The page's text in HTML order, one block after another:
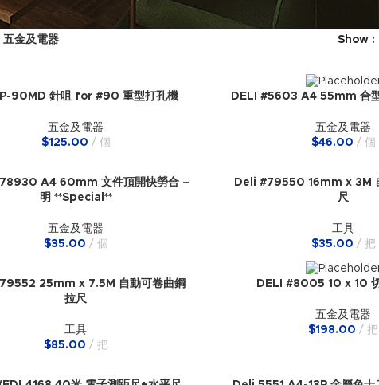
五金及電器 Show
90MD 針咀 for #90 重型打孔機
五金及電器
$125.00 個
DELI #5603 A4 55mm 合
五金及電器
$46.00 個
A4 60mm 文件頂開快勞合 –
明 **Special**
五金及電器
$35.00 個
Deli #79550 16mm x 3M
尺
工具
$35.00 把
25mm x 7.5M 自動可卷曲鋼
拉尺
工具
$85.00 把
DELI #8005 10 x 10
五金及電器
$198.00 把